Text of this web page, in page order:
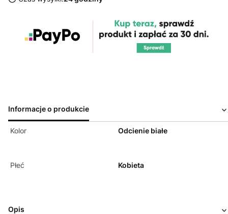
Informacje o produkcie
Kolor Odcienie białe
Płeć Kobieta
Opis